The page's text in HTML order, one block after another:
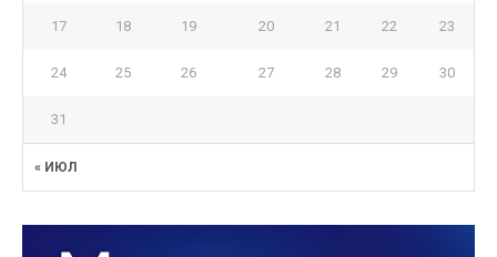
« ИЮЛ
17 18 19 20 21 22 23
24 25 26 27 28 29 30
31